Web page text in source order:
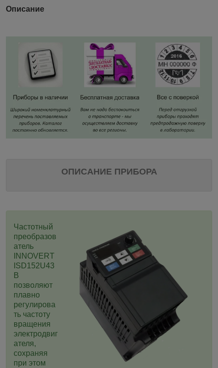
Описание
ОПИСАНИЕ ПРИБОРА
Частотный
преобразов
атель
INNOVERT
ISD152U43
B
позволяют
плавно
регулирова
ть частоту
вращения
электродвиг
ателя,
сохраняя
при этом